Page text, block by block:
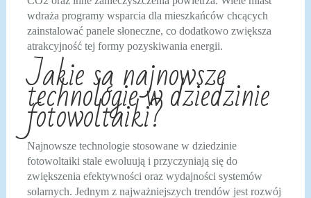
wdraża programy wsparcia dla mieszkańców chcących
zainstalować panele słoneczne, co dodatkowo zwiększa
atrakcyjność tej formy pozyskiwania energii.
Jakie są najnowsze
technologie w dziedzinie
fotowoltaiki?
Najnowsze technologie stosowane w dziedzinie
fotowoltaiki stale ewoluują i przyczyniają się do
zwiększenia efektywności oraz wydajności systemów
solarnych. Jednym z najważniejszych trendów jest rozwój